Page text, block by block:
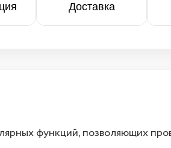
Доставка
функций, позволяющих